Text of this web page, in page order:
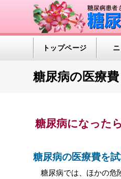
トップページ
糖尿病の医療
糖尿病になった
糖尿病の医療費を
糖尿病では、ほかの危